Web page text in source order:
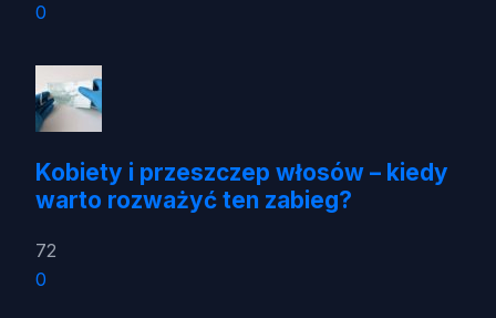
0
Kobiety i przeszczep włosów – kiedy
warto rozważyć ten zabieg?
72
0